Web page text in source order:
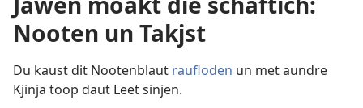
Nooten un Takjst
Du kaust dit Nootenblaut raufloden un met aundre
Kjinja toop daut Leet sinjen.